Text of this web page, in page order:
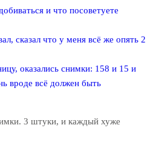
и что посоветуете
сказал что у меня всё же опять 2
оказались снимки: 158 и 15 и
вроде всё должен быть
3 штуки, и каждый хуже